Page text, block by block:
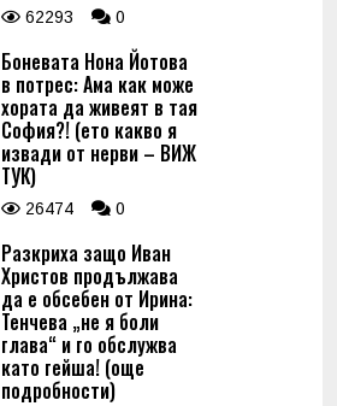
62293 0
Боневата Нона Йотова
в потрес: Ама как може
хората да живеят в тая
София?! (ето какво я
извади от нерви – ВИЖ
ТУК)
26474 0
Разкриха защо Иван
Христов продължава
да е обсебен от Ирина:
Тенчева „не я боли
глава“ и го обслужва
като гейша! (още
подробности)